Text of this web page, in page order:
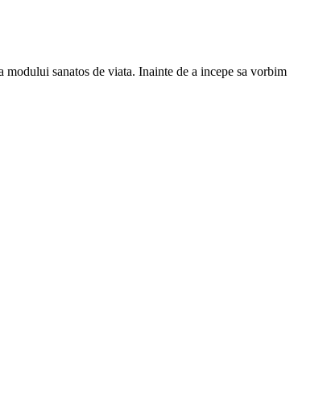
modului sanatos de viata. Inainte de a incepe sa vorbim